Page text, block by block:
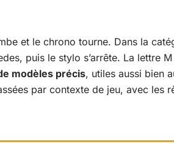
et le chrono tourne. Dans la
puis le stylo s’arrête. La lettre
modèles précis, utiles aussi bien
par contexte de jeu, avec les